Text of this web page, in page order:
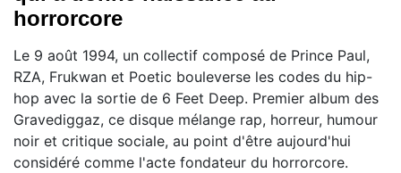
horrorcore
Le 9 août 1994, un collectif composé de Prince Paul,
RZA, Frukwan et Poetic bouleverse les codes du hip-
hop avec la sortie de 6 Feet Deep. Premier album des
Gravediggaz, ce disque mélange rap, horreur, humour
noir et critique sociale, au point d'être aujourd'hui
considéré comme l'acte fondateur du horrorcore.